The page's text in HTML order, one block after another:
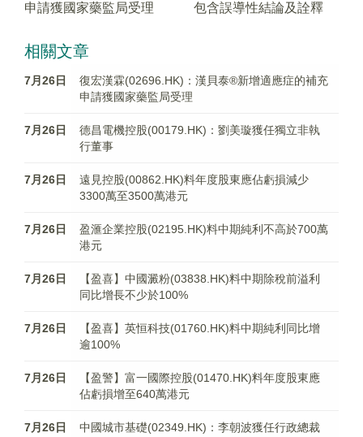
申請獲國家藥監局受理
包含誤導性結論及詮釋
相關文章
7月26日
復宏漢霖(02696.HK)：漢貝泰®新增適應症的補充
申請獲國家藥監局受理
7月26日
德昌電機控股(00179.HK)：劉美璇獲任獨立非執
行董事
7月26日
遠見控股(00862.HK)料年度股東應佔虧損減少
3300萬至3500萬港元
7月26日
盈滙企業控股(02195.HK)料中期純利不高於700萬
港元
7月26日
【盈喜】中國澱粉(03838.HK)料中期除稅前溢利
同比增長不少於100%
7月26日
【盈喜】英恒科技(01760.HK)料中期純利同比增
逾100%
7月26日
【盈警】富一國際控股(01470.HK)料年度股東應
佔虧損增至640萬港元
7月26日 中國城市基礎(02349.HK)：李朝波獲任行政總裁